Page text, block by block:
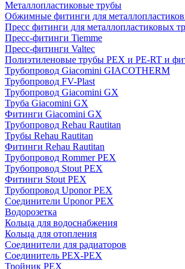
Металлопластиковые трубы
Обжимные фитинги для
Пресс фитинги для металлопластиковых
Пресс-фитинги Tiemme
Пресс-фитинги Valtec
Полиэтиленовые трубы PEX и PE-RT и
Трубопровод Giacomini GIACOTHERM
Трубопровод FV-Plast
Трубопровод Giacomini GX
Труба Giacomini GX
Фитинги Giacomini GX
Трубопровод Rehau Rautitan
Трубы Rehau Rautitan
Фитинги Rehau Rautitan
Трубопровод Rommer PEX
Трубопровод Stout PEX
Фитинги Stout PEX
Трубопровод Uponor PEX
Соединители Uponor PEX
Водорозетка
Кольца для водоснабжения
Кольца для отопления
Соединители для радиаторов
Соединитель PEX-PEX
Тройник PEX